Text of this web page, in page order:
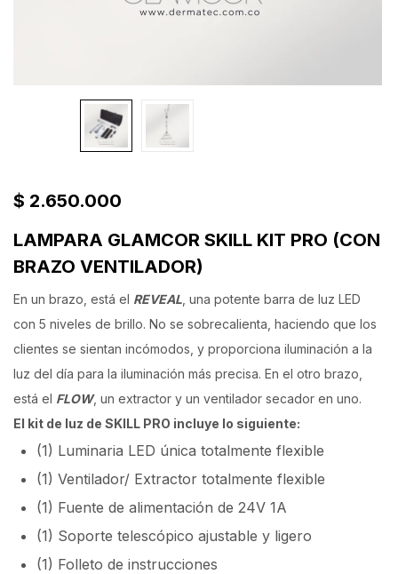
$ 2.650.000
LAMPARA GLAMCOR SKILL KIT PRO (CON
BRAZO VENTILADOR)
En un brazo, está el REVEAL , una potente barra de luz LED
con 5 niveles de brillo. No se sobrecalienta, haciendo que los
clientes se sientan incómodos, y proporciona iluminación a la
luz del día para la iluminación más precisa. En el otro brazo,
está el FLOW, un extractor y un ventilador secador en uno.
El kit de luz de SKILL PRO incluye lo siguiente:
(1) Luminaria LED única totalmente flexible
(1) Ventilador/ Extractor totalmente flexible
(1) Fuente de alimentación de 24V 1A
(1) Soporte telescópico ajustable y ligero
(1) Folleto de instrucciones